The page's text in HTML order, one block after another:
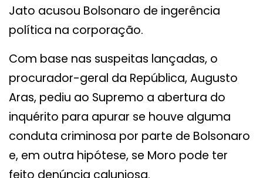
Jato acusou Bolsonaro de ingerência
política na corporação.
Com base nas suspeitas lançadas, o
procurador-geral da República, Augusto
Aras, pediu ao Supremo a abertura do
inquérito para apurar se houve alguma
conduta criminosa por parte de Bolsonaro
e, em outra hipótese, se Moro pode ter
feito denúncia caluniosa.